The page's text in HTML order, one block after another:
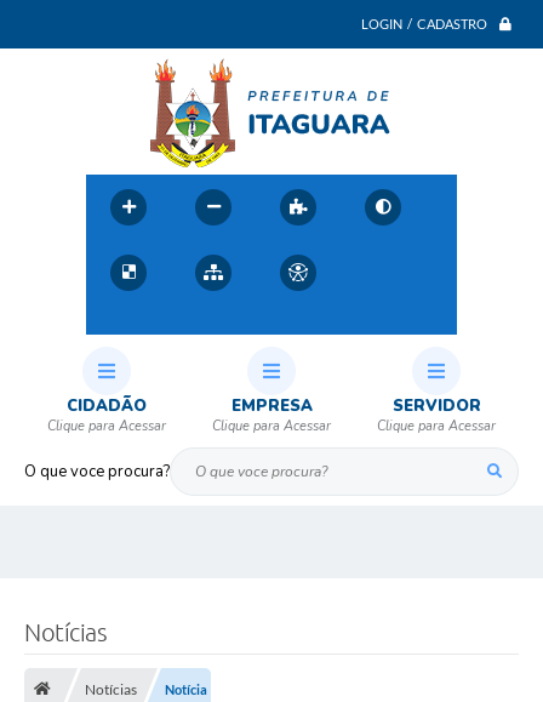
LOGIN / CADASTRO
O que voce procura?
CIDADÃO EMPRESA SERVIDOR
Notícias
Notícias Notícia